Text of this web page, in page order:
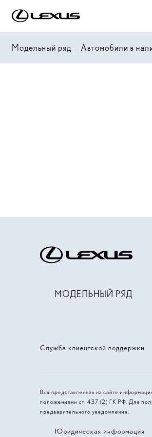
Модельный ряд Автомобили в
Служба клиентской поддержки
МОДЕЛЬНЫЙ РЯД
Вся представленная на сайте
положениями ст. 437 (2) ГК РФ. Для
предварительного уведомления.
Юридическая информация